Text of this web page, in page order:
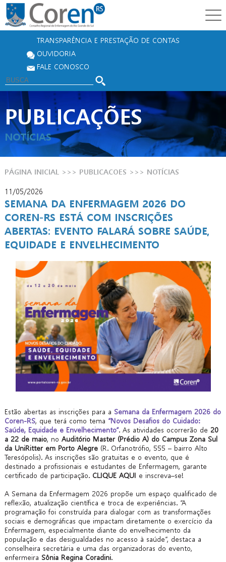
TRANSPARÊNCIA E PRESTAÇÃO DE CONTAS
OUVIDORIA
FALE CONOSCO
PUBLICAÇÕES
NOTÍCIAS
PÁGINA INICIAL >>> PUBLICACOES >>> NOTÍCIAS
11/05/2026
SEMANA DA ENFERMAGEM 2026 DO
COREN-RS ESTÁ COM INSCRIÇÕES
ABERTAS: EVENTO FALARÁ SOBRE SAÚDE,
EQUIDADE E ENVELHECIMENTO
Estão abertas as inscrições para a Semana da Enfermagem 2026 do
Coren-RS, que terá como tema “Novos Desafios do Cuidado:
Saúde, Equidade e Envelhecimento”. As atividades ocorrerão de 20
a 22 de maio, no Auditório Master (Prédio A) do Campus Zona Sul
da UniRitter em Porto Alegre (R. Orfanotrófio, 555 – bairro Alto
Teresópolis). As inscrições são gratuitas e o evento, que é
destinado a profissionais e estudantes de Enfermagem, garante
certificado de participação. CLIQUE AQUI e inscreva–se!
A Semana da Enfermagem 2026 propõe um espaço qualificado de
reflexão, atualização científica e troca de experiências. “A
programação foi construída para dialogar com as transformações
sociais e demográficas que impactam diretamente o exercício da
Enfermagem, especialmente diante do envelhecimento da
população e das desigualdades no acesso à saúde”, destaca a
conselheira secretária e uma das organizadoras do evento,
enfermeira Sônia Regina Coradini.